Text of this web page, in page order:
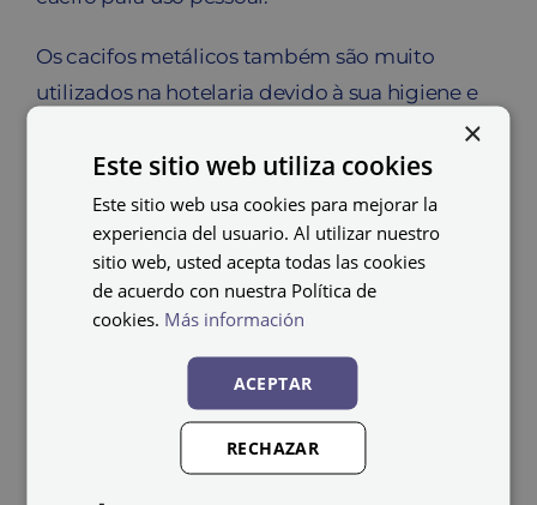
Os cacifos metálicos também são muito
utilizados na hotelaria devido à sua higiene e
fácil manutenção. Cada trabalhador terá um
cacifo para guardar os seus pertences.
Muitos destes cacifos também podem ser
convertidos em armários para guardar todo o
tipo de material, principalmente desportivo,
mas a sua versatilidade permite utilizá-los
como armário para material de limpeza ou
qualquer tipo de material cujo acesso se
pretenda limitar a uma ou várias pessoas
×
Este sitio web utiliza cookies
Este sitio web usa cookies para mejorar la
experiencia del usuario. Al utilizar nuestro
sitio web, usted acepta todas las cookies
de acuerdo con nuestra Política de
cookies. Más información
ACEPTAR
RECHAZAR